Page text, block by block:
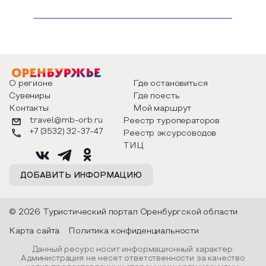
О регионе
Где остановиться
Сувениры
Где поесть
Контакты
Мой маршрут
ДОБАВИТЬ ИНФОРМАЦИЮ
travel@mb-orb.ru
+7 (3532) 32-37-47
Реестр туроператоров
Реестр эксурсоводов
ТИЦ
© 2026 Туристический портал Оренбургской области
Карта сайта Политика конфиденциальности
Данный ресурс носит информационный характер.
Администрация не несет ответственности за качество